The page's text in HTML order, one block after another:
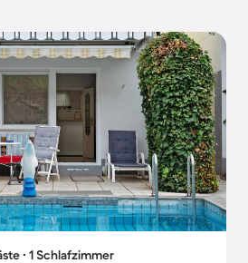
∙ 1 Schlafzimmer